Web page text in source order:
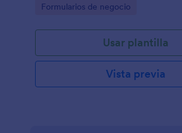
construcción, número de espacios, etc.
Go to Category:
Formularios de negocio
Usar plantilla
Vista previa